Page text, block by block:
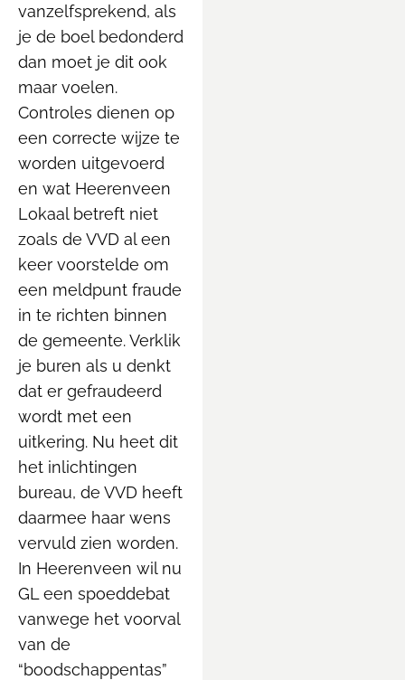
vanzelfsprekend, als
je de boel bedonderd
dan moet je dit ook
maar voelen.
Controles dienen op
een correcte wijze te
worden uitgevoerd
en wat Heerenveen
Lokaal betreft niet
zoals de VVD al een
keer voorstelde om
een meldpunt fraude
in te richten binnen
de gemeente. Verklik
je buren als u denkt
dat er gefraudeerd
wordt met een
uitkering. Nu heet dit
het inlichtingen
bureau, de VVD heeft
daarmee haar wens
vervuld zien worden.
In Heerenveen wil nu
GL een spoeddebat
vanwege het voorval
van de
“boodschappentas”